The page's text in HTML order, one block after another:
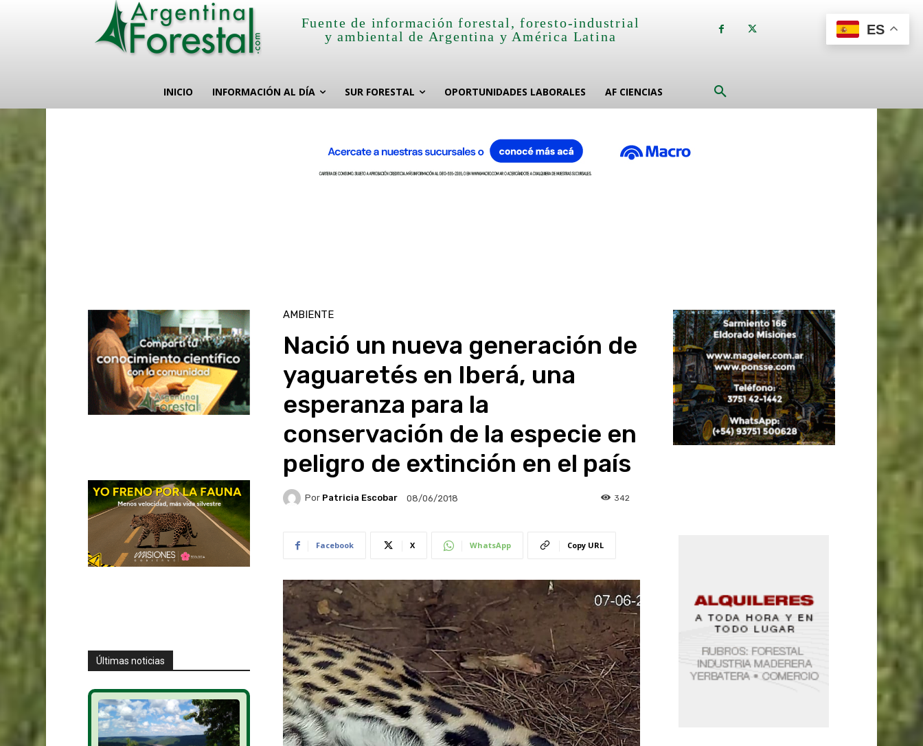
Fuente de información forestal, foresto-industrial
y ambiental de Argentina y América Latina
INICIO INFORMACIÓN AL DÍA SUR FORESTAL OPORTUNIDADES LABORALES AF CIENCIAS
Últimas noticias
AMBIENTE
Nació un nueva generación de
yaguaretés en Iberá, una
esperanza para la
conservación de la especie en
peligro de extinción en el país
Por Patricia Escobar 08/06/2018 342
Facebook X WhatsApp Copy URL
ES